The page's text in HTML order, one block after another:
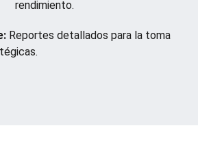
Reportes detallados para la toma